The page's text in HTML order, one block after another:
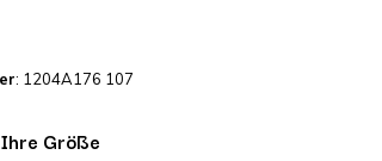
: 1204A176 107
Größe